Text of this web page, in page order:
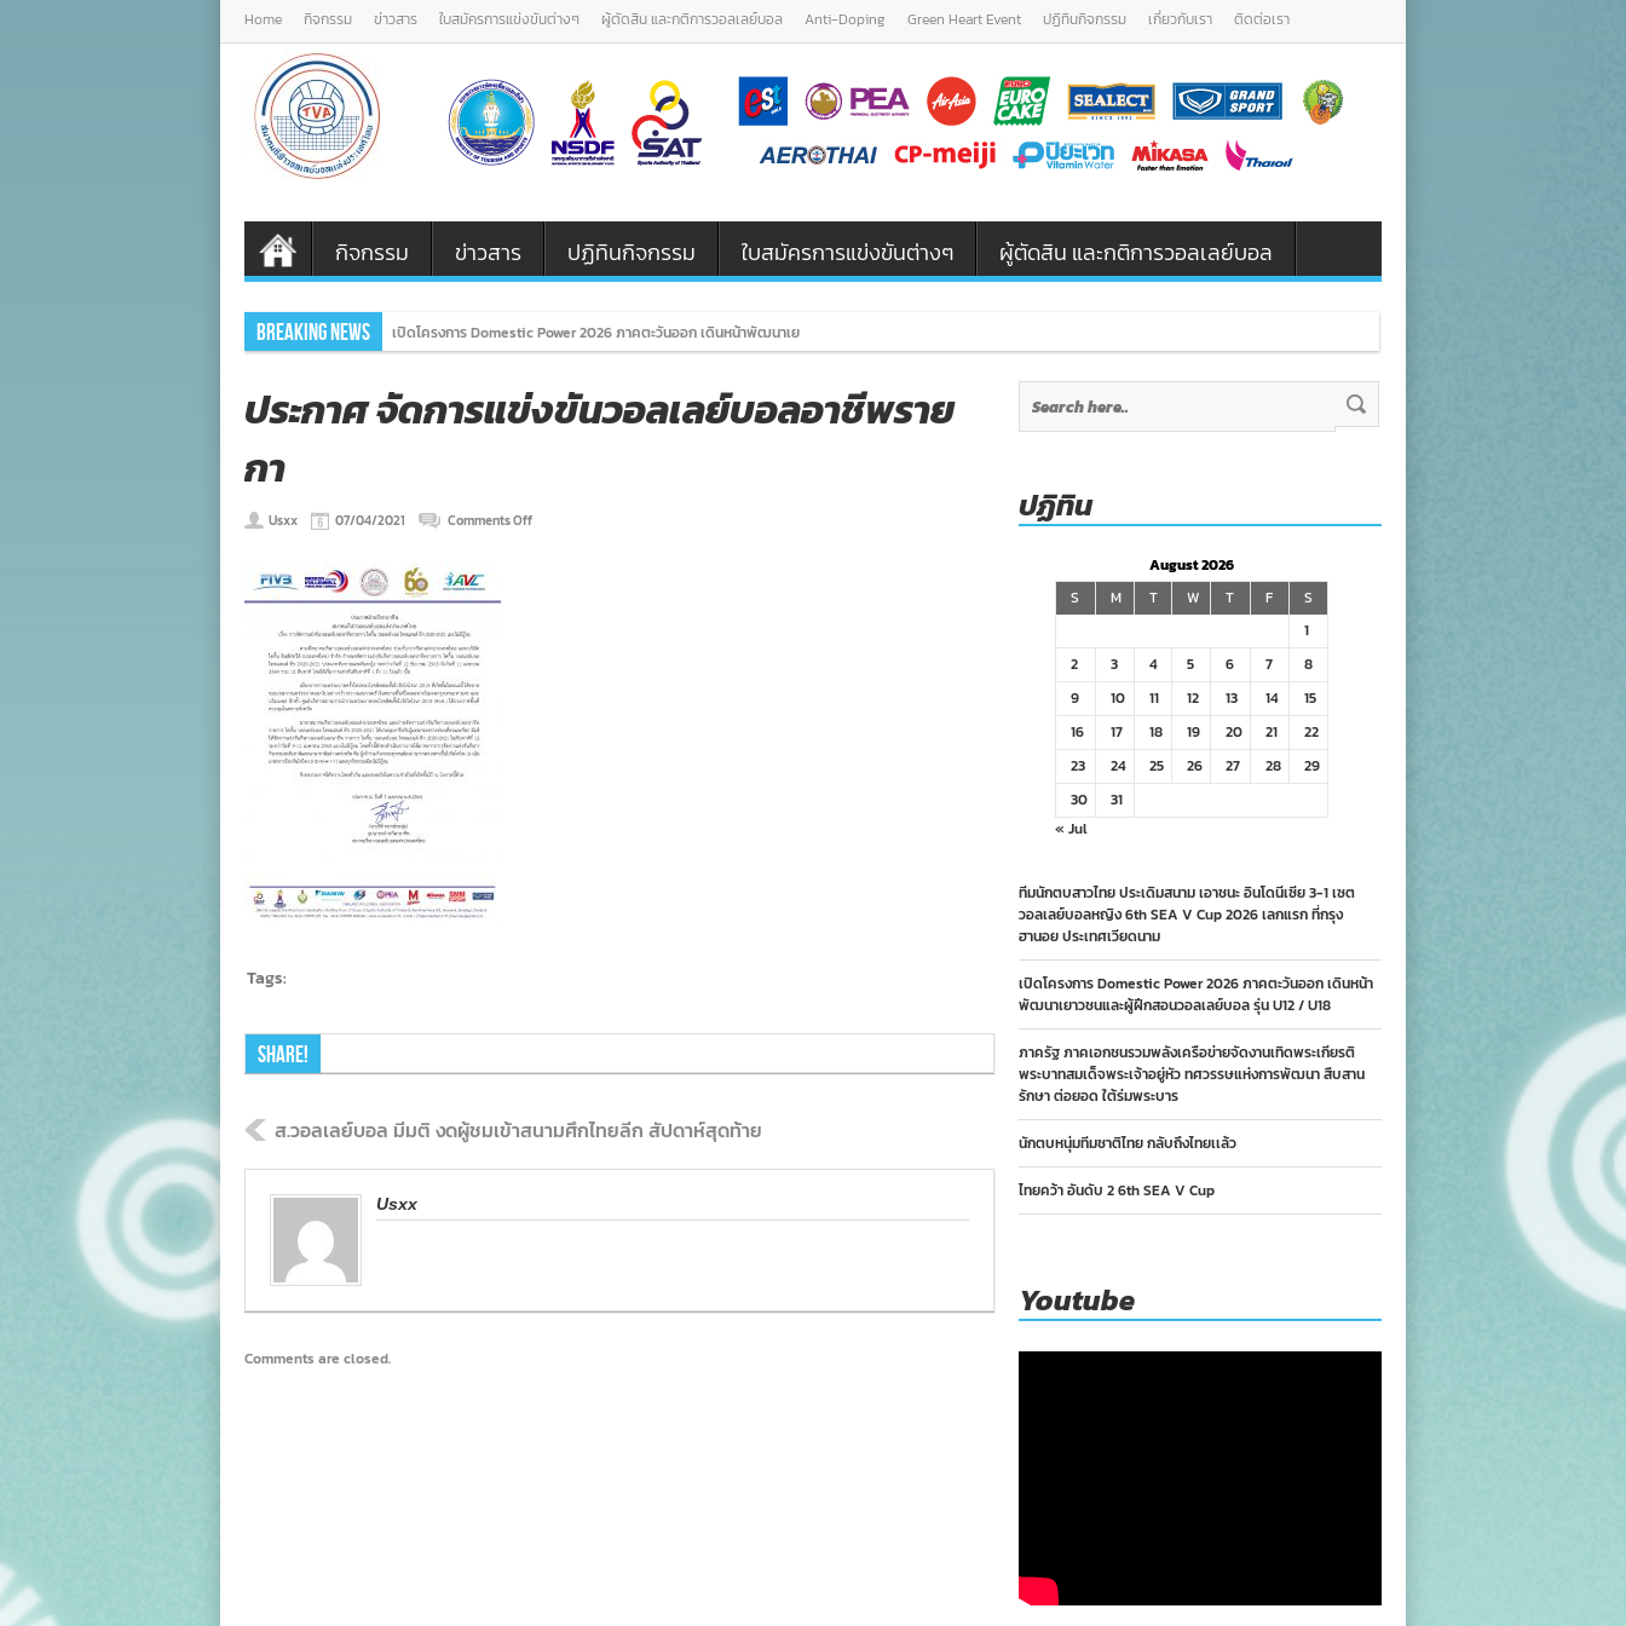
Home กิจกรรม ข่าวสาร ใบสมัครการแข่งขันต่างๆ ผู้ตัดสิน และกติการวอลเลย์บอล Anti-Doping Green Heart Event ปฏิทินกิจกรรม เกี่ยวกับเรา ติดต่อเรา
กิจกรรม ข่าวสาร ปฏิทินกิจกรรม ใบสมัครการแข่งขันต่างๆ ผู้ตัดสิน และกติการวอลเลย์บอล
Breaking News เปิดโครงการ Domestic Power 2026 ภาคตะวันออก เดินหน้าพัฒนาเยาวชนและผู้ฝึกสอนวอลเลย์บอล รุ่น
ประกาศ จัดการแข่งขันวอลเลย์บอลอาชีพราย
กา
Usxx 07/04/2021 Comments Offon
Tags:
Share!
ส.วอลเลย์บอล มีมติ งดผู้ชมเข้าสนามศึกไทยลีก สัปดาห์สุดท้าย
Usxx
Comments are closed.
ปฏิทิน
August 2026
S
M T W T F
S
1
2
3 4 5 6 7
8
9
10 11 12 13 14
15
16
17 18 19 20 21
22
23
24 25 26 27 28
29
30
31
« Jul
ทีมนักตบสาวไทย ประเดิมสนาม เอาชนะ อินโดนีเซีย 3-1 เซต
วอลเลย์บอลหญิง 6th SEA V Cup 2026 เลกแรก ที่กรุง
ฮานอย ประเทศเวียดนาม
เปิดโครงการ Domestic Power 2026 ภาคตะวันออก เดินหน้า
พัฒนาเยาวชนและผู้ฝึกสอนวอลเลย์บอล รุ่น U12 / U18
ภาครัฐ ภาคเอกชนรวมพลังเครือข่ายจัดงานเทิดพระเกียรติ
พระบาทสมเด็จพระเจ้าอยู่หัว ทศวรรษแห่งการพัฒนา สืบสาน
รักษา ต่อยอด ใต้ร่มพระบาร
นักตบหนุ่มทีมชาติไทย กลับถึงไทยเเล้ว
ไทยคว้า อันดับ 2 6th SEA V Cup
Youtube